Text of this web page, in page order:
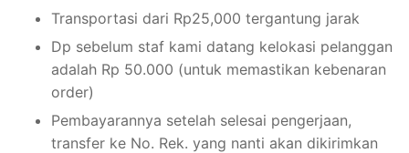
Transportasi dari Rp25,000 tergantung jarak
Dp sebelum staf kami datang kelokasi pelanggan
adalah Rp 50.000 (untuk memastikan kebenaran
order)
Pembayarannya setelah selesai pengerjaan,
transfer ke No. Rek. yang nanti akan dikirimkan